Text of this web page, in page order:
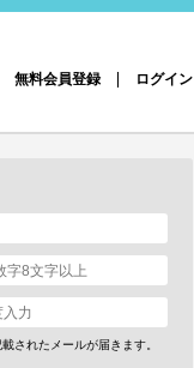
無料会員登録 ログイン
されたメールが届きます。